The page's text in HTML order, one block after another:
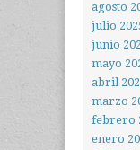
agosto
julio
junio
mayo
abril
marzo
febrero
enero